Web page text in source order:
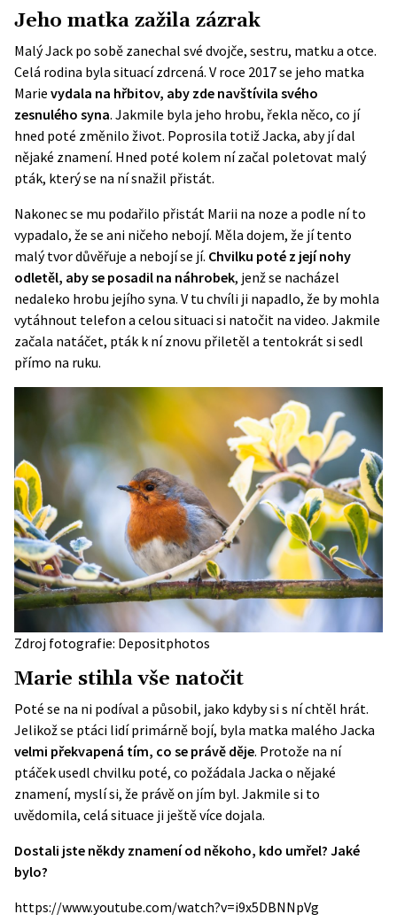
Jeho matka zažila zázrak
Malý Jack po sobě zanechal své dvojče, sestru, matku a otce.
Celá rodina byla situací zdrcená. V roce 2017 se jeho matka
Marie vydala na hřbitov, aby zde navštívila svého
zesnulého syna. Jakmile byla jeho hrobu, řekla něco, co jí
hned poté změnilo život. Poprosila totiž Jacka, aby jí dal
nějaké znamení. Hned poté kolem ní začal poletovat malý
pták, který se na ní snažil přistát.
Nakonec se mu podařilo přistát Marii na noze a podle ní to
vypadalo, že se ani ničeho nebojí. Měla dojem, že jí tento
malý tvor důvěřuje a nebojí se jí. Chvilku poté z její nohy
odletěl, aby se posadil na náhrobek, jenž se nacházel
nedaleko hrobu jejího syna. V tu chvíli ji napadlo, že by mohla
vytáhnout telefon a celou situaci si natočit na video. Jakmile
začala natáčet, pták k ní znovu přiletěl a tentokrát si sedl
přímo na ruku.
Zdroj fotografie: Depositphotos
Marie stihla vše natočit
Poté se na ni podíval a působil, jako kdyby si s ní chtěl hrát.
Jelikož se ptáci lidí primárně bojí, byla matka malého Jacka
velmi překvapená tím, co se právě děje. Protože na ní
ptáček usedl chvilku poté, co požádala Jacka o nějaké
znamení, myslí si, že právě on jím byl. Jakmile si to
uvědomila, celá situace ji ještě více dojala.
Dostali jste někdy znamení od někoho, kdo umřel? Jaké
bylo?
https://www.youtube.com/watch?v=i9x5DBNNpVg